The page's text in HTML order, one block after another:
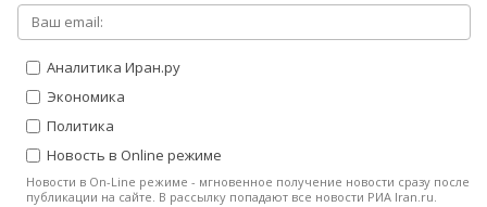
Аналитика Иран.ру
Экономика
Политика
Новость в Online режиме
Новости в On-Line режиме - мгновенное получение новости сразу после
публикации на сайте. В рассылку попадают все новости РИА Iran.ru.